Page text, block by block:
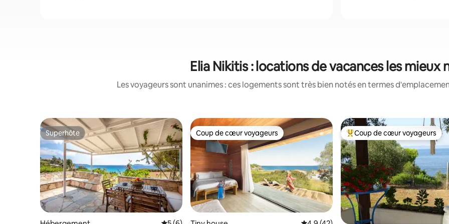
Elia Nikitis : locations de vacances les mieux
Les voyageurs sont unanimes : ces logements sont très bien notés en termes
Superhôte
Superhôte Coup de cœur voyageurs
Coup de cœur voyageurs Coups de cœur voyageurs les
Coup de cœur voyageurs